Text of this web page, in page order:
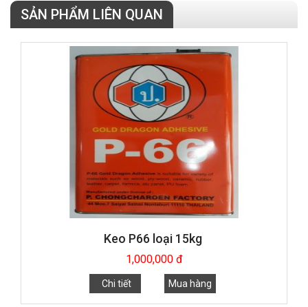
SẢN PHẨM LIÊN QUAN
Keo P66 loại 15kg
1,000,000 đ
Chi tiết Mua hàng